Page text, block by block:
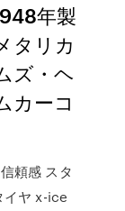
年製
タリカ
ズ・ヘ
カーコ
頼感 スタ
イヤ x-ice